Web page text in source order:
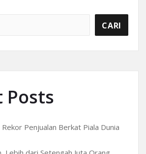
CARI
Posts
Penjualan Berkat Piala Dunia